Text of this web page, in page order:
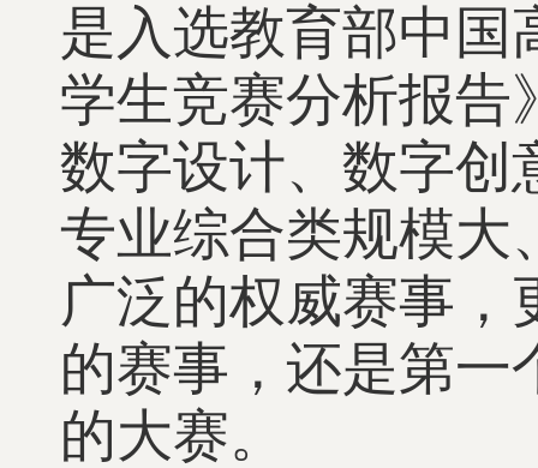
是入选教育部中国
学生竞赛分析报告
数字设计、数字创
专业综合类规模大
广泛的权威赛事
的赛事，还是第一
的大赛。